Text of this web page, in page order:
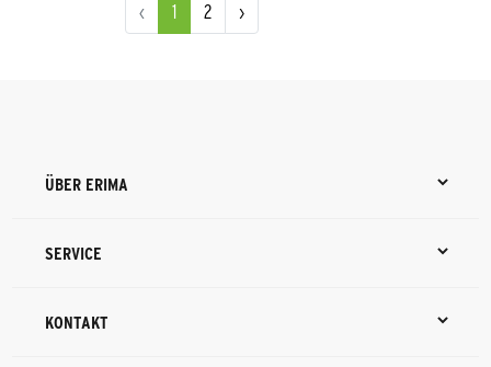
‹ 1 2 ›
ÜBER ERIMA
SERVICE
KONTAKT